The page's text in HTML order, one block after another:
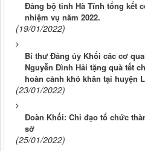
Đảng bộ tỉnh Hà Tĩnh tổng kết
nhiệm vụ năm 2022.
(19/01/2022)
Bí thư Đảng ủy Khối các cơ
Nguyễn Đình Hải tặng quà tết
hoàn cảnh khó khăn tại huyện
(23/01/2022)
Đoàn Khối: Chỉ đạo tổ chức
sở
(25/01/2022)